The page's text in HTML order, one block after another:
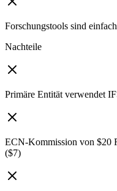
Forschungstools sind einfach
Nachteile
Primäre Entität verwendet
ECN-Kommission von $20
($7)